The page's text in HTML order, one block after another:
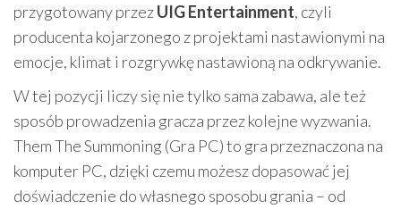
przygotowany przezUIG Entertainment, czyli
producenta kojarzonego z projektami nastawionymi na
emocje, klimat i rozgrywkę nastawioną na odkrywanie.
W tej pozycji liczy się nie tylko sama zabawa, ale też
sposób prowadzenia gracza przez kolejne wyzwania.
Them The Summoning (Gra PC) to gra przeznaczona na
komputer PC, dzięki czemu możesz dopasować jej
doświadczenie do własnego sposobu grania – od